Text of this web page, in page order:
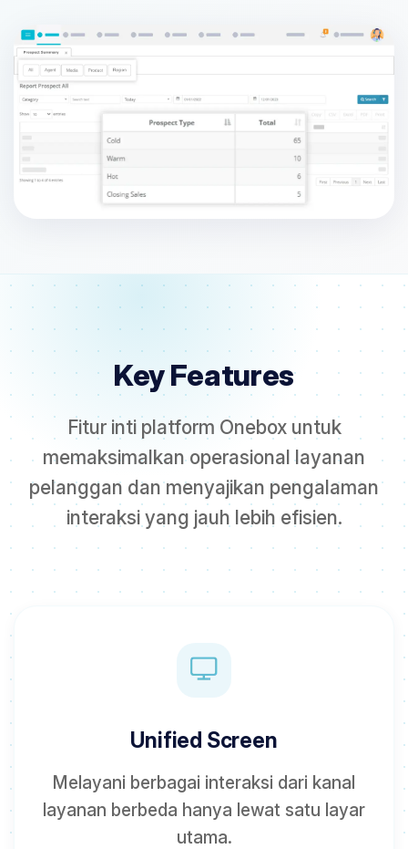
Key Features
Fitur inti platform Onebox untuk
memaksimalkan operasional layanan
pelanggan dan menyajikan pengalaman
interaksi yang jauh lebih efisien.
Unified Screen
Melayani berbagai interaksi dari kanal
layanan berbeda hanya lewat satu layar
utama.